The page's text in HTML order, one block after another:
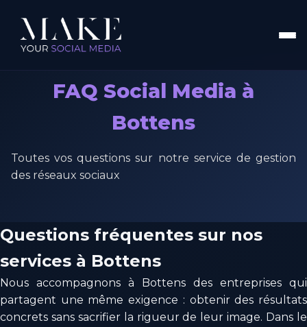
FAQ Social Media à
Bottens
Toutes vos questions sur notre service de gestion
des réseaux sociaux
Questions fréquentes sur nos
services à Bottens
Nous accompagnons à Bottens des entreprises qui
partagent une même exigence : obtenir des résultats
concrets sans sacrifier la rigueur de leur image. Dans le